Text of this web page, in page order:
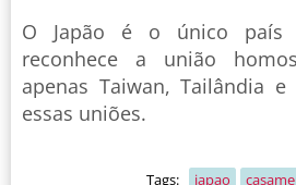
O Japão é o único
reconhece a união
apenas Taiwan, Tailândia e
essas uniões.
Tags: japao